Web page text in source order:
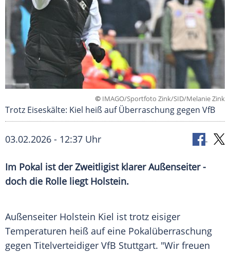
© IMAGO/Sportfoto Zink/SID/Melanie Zink
Trotz Eiseskälte: Kiel heiß auf Überraschung gegen VfB
03.02.2026 - 12:37 Uhr
Im Pokal ist der Zweitligist klarer Außenseiter -
doch die Rolle liegt Holstein.
Außenseiter Holstein Kiel ist trotz eisiger
Temperaturen heiß auf eine Pokalüberraschung
gegen Titelverteidiger VfB Stuttgart. "Wir freuen